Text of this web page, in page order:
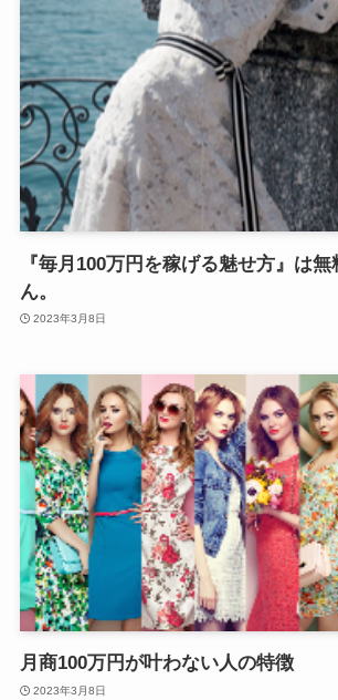
『毎月100万円を稼げる魅せ方』は
ん。
2023年3月8日
月商100万円が叶わない人の特徴
2023年3月8日